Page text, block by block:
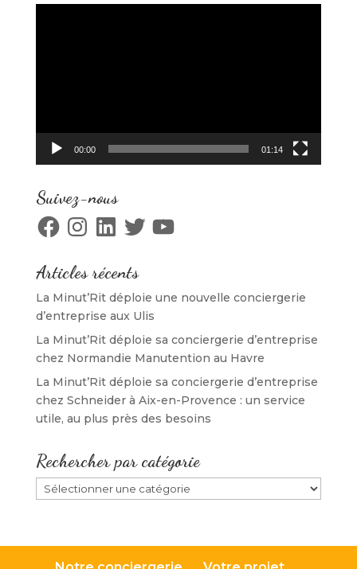
00:00 01:14
Suivez-nous
FacebookInstagramLinkedInTwitterYouTube
Articles récents
La Minut’Rit déploie une nouvelle conciergerie
d’entreprise aux Ulis
La Minut’Rit déploie sa conciergerie d’entreprise
chez Normandie Manutention au Havre
La Minut’Rit déploie sa conciergerie d’entreprise
chez Schneider à Aix-en-Provence : un service
utile, au plus près des besoins
Rechercher par catégorie
Rechercher
par